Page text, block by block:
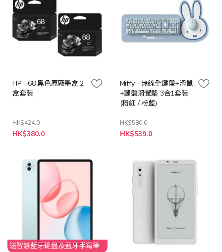
HP - 68 黑色原廠墨盒 2
盒套裝
HK$424.0
特
殊
HK$380.0
Miffy - 無線全鍵盤+滑鼠
+鍵盤滑鼠墊 3合1套裝
(粉紅 / 粉藍)
HK$580.0
HK$539.0
送智慧藍牙鍵盤及藍牙手寫筆